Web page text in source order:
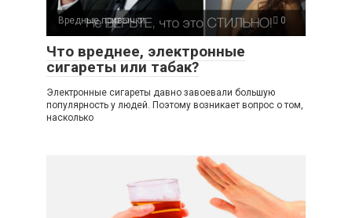
Вредные привычки 0
Что вреднее, электронные
сигареты или табак?
Электронные сигареты давно завоевали большую
популярность у людей. Поэтому возникает вопрос о том,
насколько